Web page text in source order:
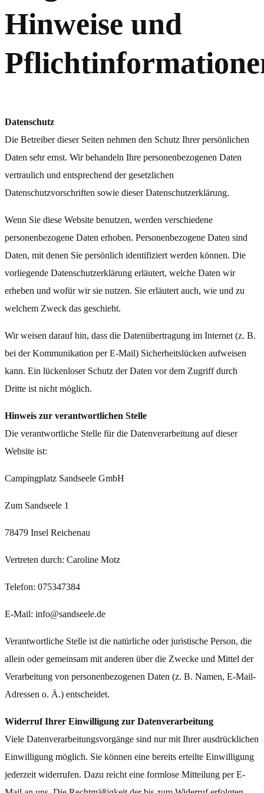
Hinweise und
Datenschutz
Die Betreiber dieser Seiten nehmen den Schutz Ihrer persönlichen
Daten sehr ernst. Wir behandeln Ihre personenbezogenen Daten
vertraulich und entsprechend der gesetzlichen
Datenschutzvorschriften sowie dieser Datenschutzerklärung.
Wenn Sie diese Website benutzen, werden verschiedene
personenbezogene Daten erhoben. Personenbezogene Daten sind
Daten, mit denen Sie persönlich identifiziert werden können. Die
vorliegende Datenschutzerklärung erläutert, welche Daten wir
erheben und wofür wir sie nutzen. Sie erläutert auch, wie und zu
welchem Zweck das geschieht.
Wir weisen darauf hin, dass die Datenübertragung im Internet (z. B.
bei der Kommunikation per E-Mail) Sicherheitslücken aufweisen
kann. Ein lückenloser Schutz der Daten vor dem Zugriff durch
Dritte ist nicht möglich.
Hinweis zur verantwortlichen Stelle
Die verantwortliche Stelle für die Datenverarbeitung auf dieser
Website ist:
Campingplatz Sandseele GmbH
Zum Sandseele 1
78479 Insel Reichenau
Vertreten durch: Caroline Motz
Telefon: 075347384
E-Mail: info@sandseele.de
Verantwortliche Stelle ist die natürliche oder juristische Person, die
allein oder gemeinsam mit anderen über die Zwecke und Mittel der
Verarbeitung von personenbezogenen Daten (z. B. Namen, E-Mail-
Adressen o. Ä.) entscheidet.
Widerruf Ihrer Einwilligung zur Datenverarbeitung
Viele Datenverarbeitungsvorgänge sind nur mit Ihrer ausdrücklichen
Einwilligung möglich. Sie können eine bereits erteilte Einwilligung
jederzeit widerrufen. Dazu reicht eine formlose Mitteilung per E-